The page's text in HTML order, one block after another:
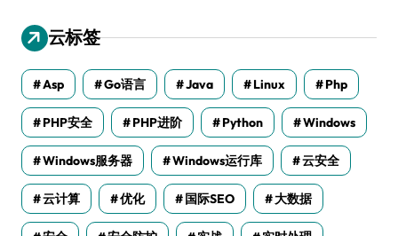
云标签
Asp Go语言 Java Linux Php
PHP安全 PHP进阶 Python Windows
Windows服务器 Windows运行库 云安全
云计算 优化 国际SEO 大数据